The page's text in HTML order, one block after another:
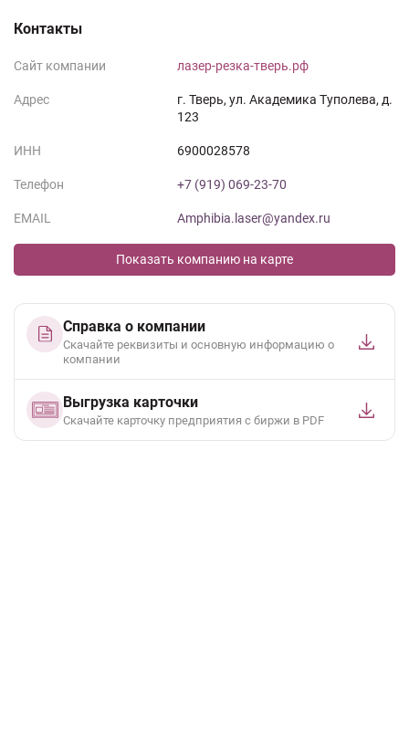
Контакты
Сайт компании лазер-резка-тверь.рф
Адрес
г. Тверь, ул. Академика Туполева, д.
123
ИНН 6900028578
Телефон +7 (919) 069-23-70
EMAIL Amphibia.laser@yandex.ru
Показать компанию на карте
Справка о компании
Скачайте реквизиты и основную информацию о
компании
Выгрузка карточки
Cкачайте карточку предприятия с биржи в PDF